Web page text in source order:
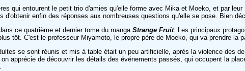
qui entourent le petit trio d'amies qu'elle forme avec Mika et Moeko, et par
d'obtenir enfin des réponses aux nombreuses questions qu'elle se pose. Bien
ce quatrième et dernier tome du manga Strange Fruit. Les principaux
tôt. C'est le professeur Miyamoto, le propre père de Moeko, qui va prendre la
se sont réunis et mis à table était un peu artificielle, après la violence des
apprécie de découvrir les détails des événements passés, qui occupent la